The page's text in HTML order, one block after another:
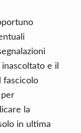
e il
fascicolo
la
in ultima